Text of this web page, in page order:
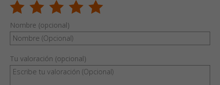
Nombre (opcional)
Tu valoración (opcional)